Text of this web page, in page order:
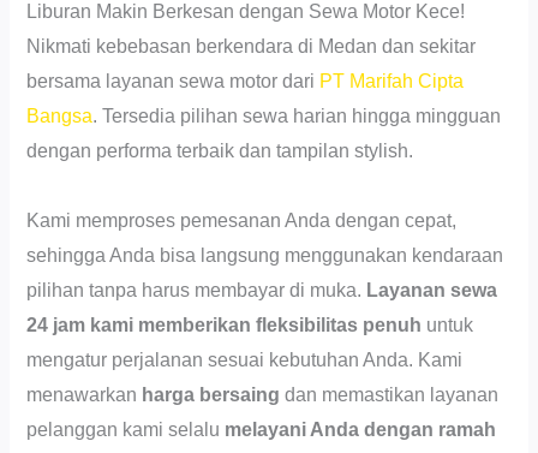
Liburan Makin Berkesan dengan Sewa Motor Kece!
Nikmati kebebasan berkendara di Medan dan sekitar
bersama layanan sewa motor dari PT Marifah Cipta
Bangsa. Tersedia pilihan sewa harian hingga mingguan
dengan performa terbaik dan tampilan stylish.
Kami memproses pemesanan Anda dengan cepat,
sehingga Anda bisa langsung menggunakan kendaraan
pilihan tanpa harus membayar di muka. Layanan sewa
24 jam kami memberikan fleksibilitas penuh untuk
mengatur perjalanan sesuai kebutuhan Anda. Kami
menawarkan harga bersaing dan memastikan layanan
pelanggan kami selalu melayani Anda dengan ramah